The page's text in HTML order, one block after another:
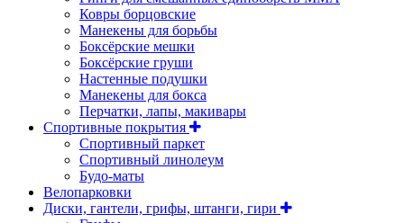
Ковры борцовские
Манекены для борьбы
Боксёрские мешки
Боксёрские груши
Настенные подушки
Манекены для бокса
Перчатки, лапы, макивары
Спортивные покрытия
Спортивный паркет
Спортивный линолеум
Будо-маты
Велопарковки
Диски, гантели, грифы, штанги, гири